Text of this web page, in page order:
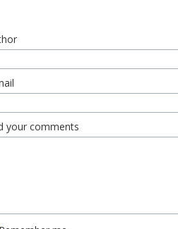
your comments